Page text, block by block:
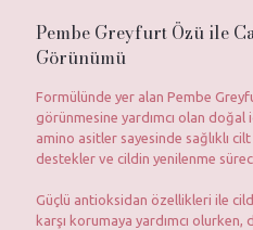
Pembe Greyfurt Özü ile
Görünümü
Formülünde yer alan Pembe
görünmesine yardımcı olan
amino asitler sayesinde sağlıklı
destekler ve cildin yenilenme
Güçlü antioksidan özellikleri ile
karşı korumaya yardımcı olurken,